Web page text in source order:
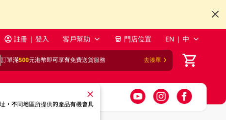
註冊 | 登入 客戶幫助 門店位置 EN | 中
訂單滿500元港幣即可享有免費送貨服務 去湊單
，不同地區所提供的產品有機會具